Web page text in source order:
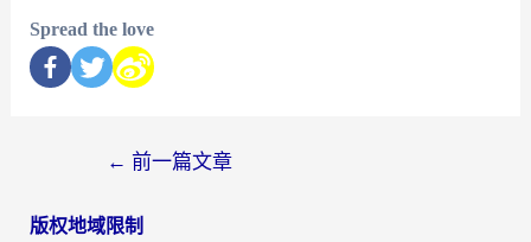
Spread the love
← 前一篇文章
版权地域限制